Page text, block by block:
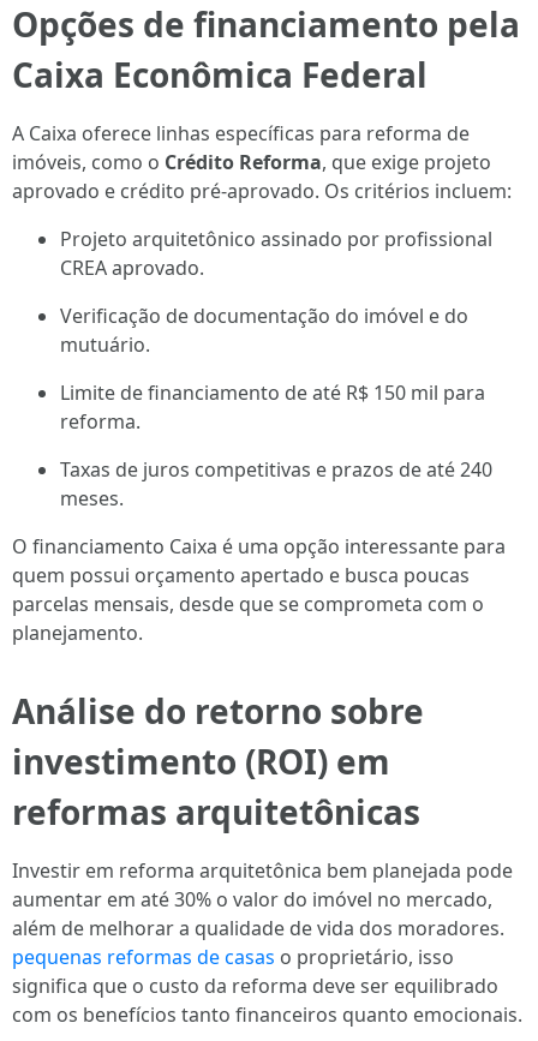
Opções de financiamento pela
Caixa Econômica Federal
A Caixa oferece linhas específicas para reforma de
imóveis, como o Crédito Reforma, que exige projeto
aprovado e crédito pré-aprovado. Os critérios incluem:
Projeto arquitetônico assinado por profissional
CREA aprovado.
Verificação de documentação do imóvel e do
mutuário.
Limite de financiamento de até R$ 150 mil para
reforma.
Taxas de juros competitivas e prazos de até 240
meses.
O financiamento Caixa é uma opção interessante para
quem possui orçamento apertado e busca poucas
parcelas mensais, desde que se comprometa com o
planejamento.
Análise do retorno sobre
investimento (ROI) em
reformas arquitetônicas
Investir em reforma arquitetônica bem planejada pode
aumentar em até 30% o valor do imóvel no mercado,
além de melhorar a qualidade de vida dos moradores.
pequenas reformas de casas o proprietário, isso
significa que o custo da reforma deve ser equilibrado
com os benefícios tanto financeiros quanto emocionais.